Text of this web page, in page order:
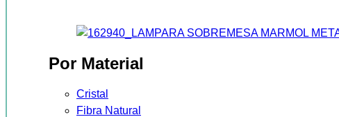
Por Material
Cristal
Fibra Natural